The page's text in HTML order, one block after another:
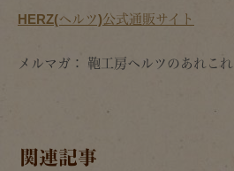
HERZ(ヘルツ)公式通販サイト
メルマガ： 鞄工房ヘルツのあれこれ
関連記事